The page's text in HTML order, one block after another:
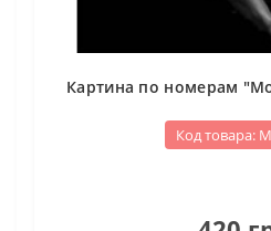
Картина по номерам
Код товара: